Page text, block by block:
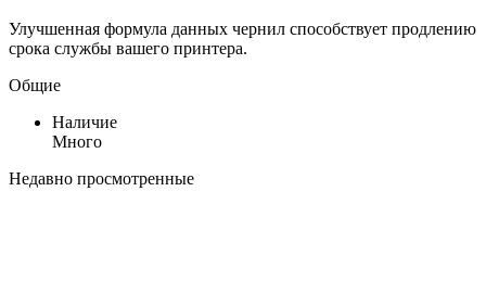
Улучшенная формула данных чернил способствует продлению
срока службы вашего принтера.
Общие
Наличие
Много
Недавно просмотренные